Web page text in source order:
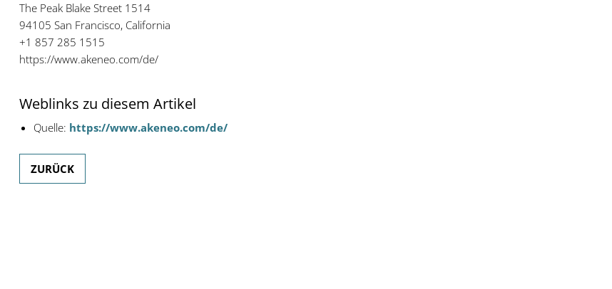
The Peak Blake Street 1514
94105 San Francisco, California
+1 857 285 1515
https://www.akeneo.com/de/
Weblinks zu diesem Artikel
Quelle: https://www.akeneo.com/de/
ZURÜCK